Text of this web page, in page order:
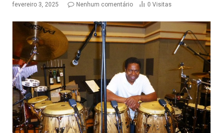
fevereiro 3, 2025 Nenhum comentário 0 Visitas